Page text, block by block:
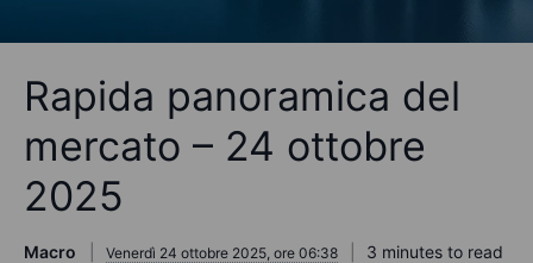
Rapida panoramica del
mercato – 24 ottobre
2025
Macro Venerdì 24 ottobre 2025, ore 06:38
3 minutes to read